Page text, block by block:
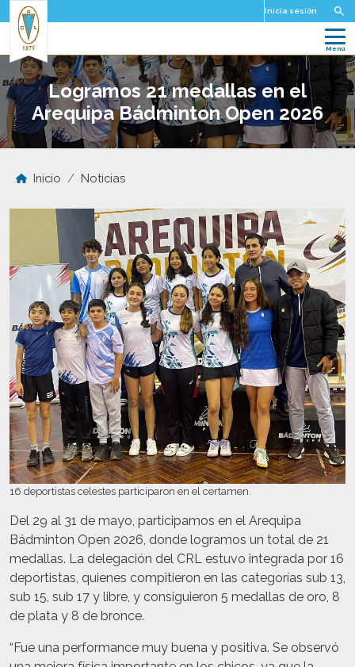
Pasar al contenido principal Inicia sesión
Logramos 21 medallas en el
Arequipa Bádminton Open 2026
Inicio Noticias
16 deportistas celestes participaron en el certamen.
Del 29 al 31 de mayo, participamos en el Arequipa
Bádminton Open 2026, donde logramos un total de 21
medallas. La delegación del CRL estuvo integrada por 16
deportistas, quienes compitieron en las categorías sub 13,
sub 15, sub 17 y libre, y consiguieron 5 medallas de oro, 8
de plata y 8 de bronce.
“Fue una performance muy buena y positiva. Se observó